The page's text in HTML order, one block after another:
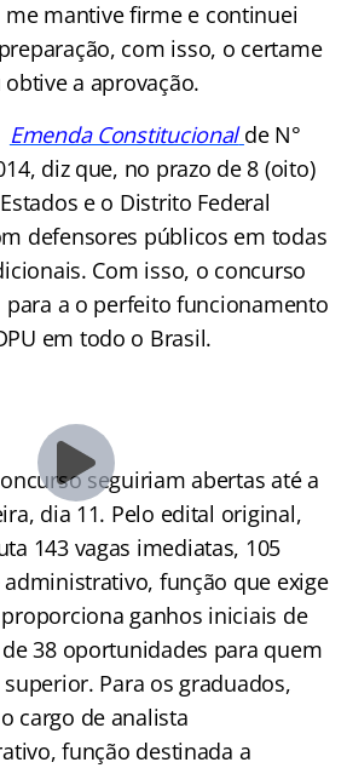
me mantive firme e continuei
com isso, o certame
a aprovação.
Emenda Constitucional de N°
diz que, no prazo de 8 (oito)
e o Distrito Federal
defensores públicos em todas
Com isso, o concurso
para a o perfeito funcionamento
em todo o Brasil.
seguiriam abertas até a
dia 11. Pelo edital original,
143 vagas imediatas, 105
função que exige
ganhos iniciais de
de 38 oportunidades para quem
Para os graduados,
cargo de analista
função destinada a